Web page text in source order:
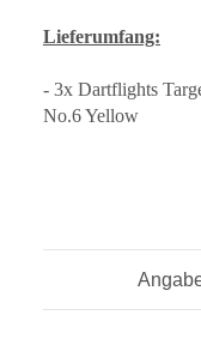
Lieferumfang:
- 3x Dartflights
No.6 Yellow